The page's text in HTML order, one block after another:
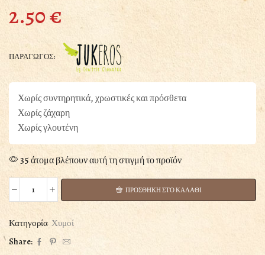
2.50€
ΠΑΡΑΓΩΓΟΣ:
Χωρίς συντηρητικά, χρωστικές και πρόσθετα
Χωρίς ζάχαρη
Χωρίς γλουτένη
35 άτομα βλέπουν αυτή τη στιγμή το προϊόν
Χειροποίητη
με
Αγαύη,
χυμό
ΠΡΟΣΘΗΚΗ ΣΤΟ ΚΑΛΑΘΙ
Κατηγορία Χυμοί
Share: